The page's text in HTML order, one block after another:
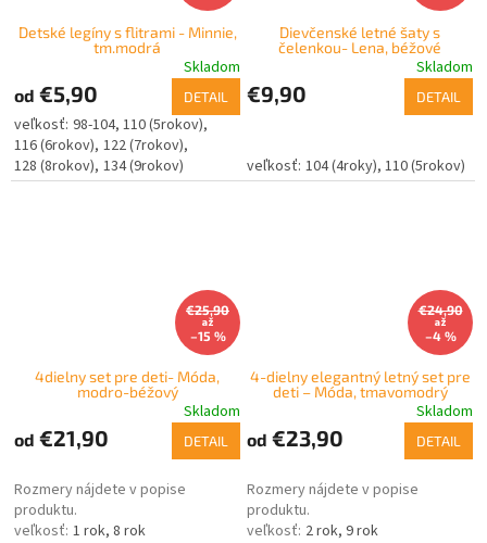
Detské legíny s flitrami - Minnie,
tm.modrá
Skladom
od €5,90 DETAIL
98-104 110 (5rokov)
116 (6rokov) 122 (7rokov)
128 (8rokov) 134 (9rokov)
Dievčenské letné šaty s
čelenkou- Lena, béžové
Skladom
€9,90 DETAIL
104 (4roky) 110 (5rokov)
€25,90
až
–15 %
4dielny set pre deti- Móda,
modro-béžový
Skladom
od €21,90 DETAIL
Rozmery nájdete v popise
produktu.
1 rok 8 rok
€24,90
až
–4 %
4-dielny elegantný letný set pre
deti – Móda, tmavomodrý
Skladom
od €23,90 DETAIL
Rozmery nájdete v popise
produktu.
2 rok 9 rok